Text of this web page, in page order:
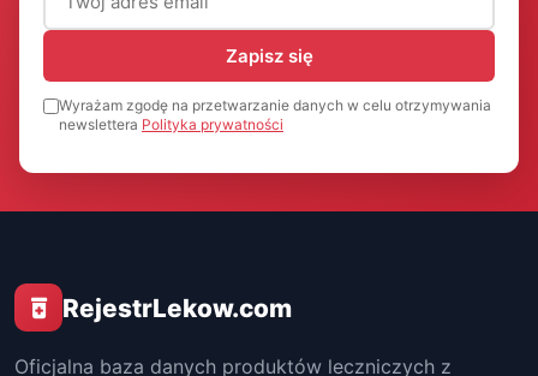
Zapisz się
Wyrażam zgodę na przetwarzanie danych w celu otrzymywania
newslettera Polityka prywatności
RejestrLekow.com
Oficjalna baza danych produktów leczniczych z